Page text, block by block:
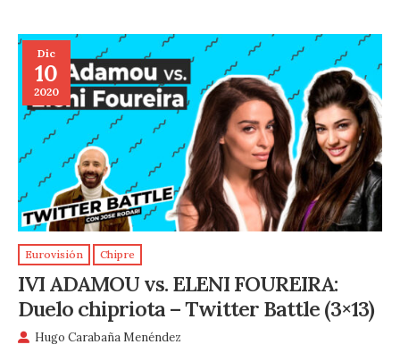
Dic
10
2020
Eurovisión Chipre
IVI ADAMOU vs. ELENI FOUREIRA:
Duelo chipriota – Twitter Battle (3×13)
Hugo Carabaña Menéndez